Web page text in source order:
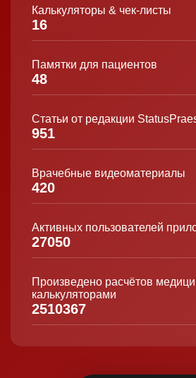
Калькуляторы & чек-листы
16
Памятки для пациентов
48
Статьи от редакции
951
Врачебные видеоматериалы
420
Активных пользователей
27050
Произведено расчётов
калькуляторами
2510367